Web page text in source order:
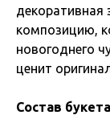
декоративная
композицию,
новогоднего
ценит
Состав